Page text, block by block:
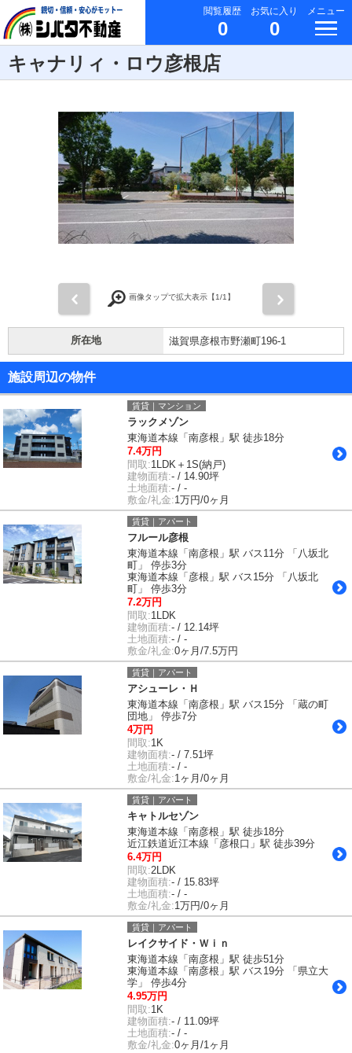
閲覧履歴
0
お気に入り
0
メニュー
キャナリィ・ロウ彦根店
画像タップで拡大表示【1/1】
所在地 滋賀県彦根市野瀬町196-1
施設周辺の物件
賃貸｜マンション
ラックメゾン
東海道本線「南彦根」駅 徒歩18分
7.4万円
間取:1LDK＋1S(納戸)
建物面積:- / 14.90坪
土地面積:- / -
敷金/礼金:1万円/0ヶ月
賃貸｜アパート
フルール彦根
東海道本線「南彦根」駅 バス11分 「八坂北
町」 停歩3分
東海道本線「彦根」駅 バス15分 「八坂北
町」 停歩3分
7.2万円
間取:1LDK
建物面積:- / 12.14坪
土地面積:- / -
敷金/礼金:0ヶ月/7.5万円
賃貸｜アパート
アシューレ・Ｈ
東海道本線「南彦根」駅 バス15分 「蔵の町
団地」 停歩7分
4万円
間取:1K
建物面積:- / 7.51坪
土地面積:- / -
敷金/礼金:1ヶ月/0ヶ月
賃貸｜アパート
キャトルセゾン
東海道本線「南彦根」駅 徒歩18分
近江鉄道近江本線「彦根口」駅 徒歩39分
6.4万円
間取:2LDK
建物面積:- / 15.83坪
土地面積:- / -
敷金/礼金:1万円/0ヶ月
賃貸｜アパート
レイクサイド・Ｗｉｎ
東海道本線「南彦根」駅 徒歩51分
東海道本線「南彦根」駅 バス19分 「県立大
学」 停歩4分
4.95万円
間取:1K
建物面積:- / 11.09坪
土地面積:- / -
敷金/礼金:0ヶ月/1ヶ月